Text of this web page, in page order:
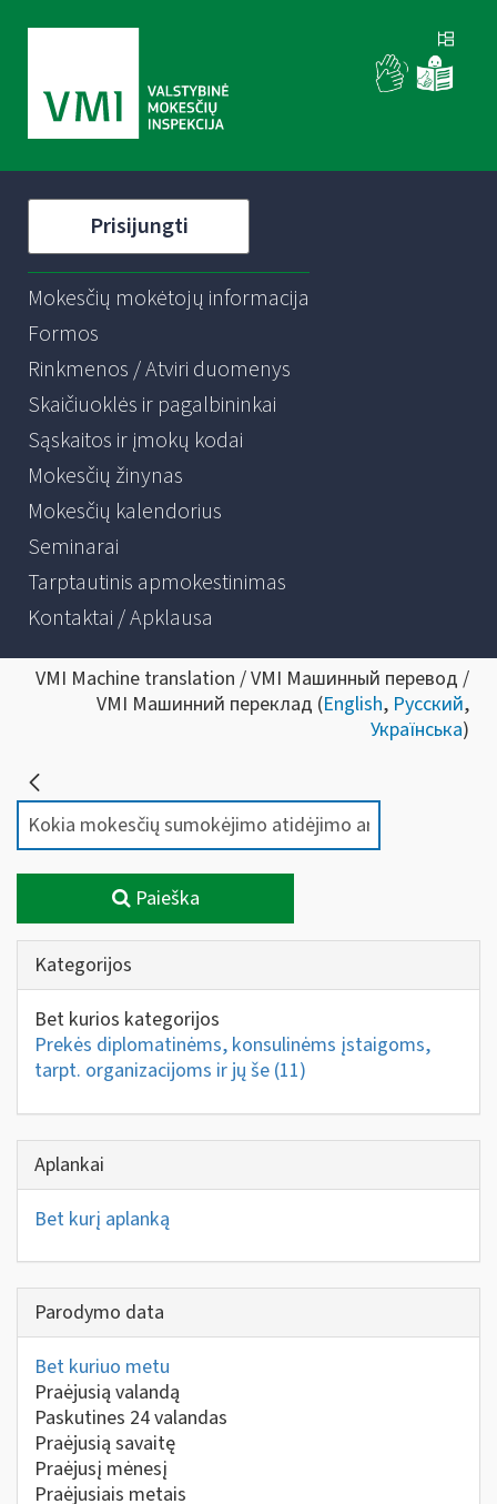
Prisijungti
Mokesčių mokėtojų informacija
Formos
Rinkmenos / Atviri duomenys
Skaičiuoklės ir pagalbininkai
Sąskaitos ir įmokų kodai
Mokesčių žinynas
Mokesčių kalendorius
Seminarai
Tarptautinis apmokestinimas
Kontaktai / Apklausa
VMI Machine translation / VMI Машинный перевод /
VMI Машинний переклад (English, Русский,
Українська)
Paieška
Kategorijos
Bet kurios kategorijos
Prekės diplomatinėms, konsulinėms įstaigoms,
tarpt. organizacijoms ir jų še (11)
Aplankai
Bet kurį aplanką
Parodymo data
Bet kuriuo metu
Praėjusią valandą
Paskutines 24 valandas
Praėjusią savaitę
Praėjusį mėnesį
Praėjusiais metais